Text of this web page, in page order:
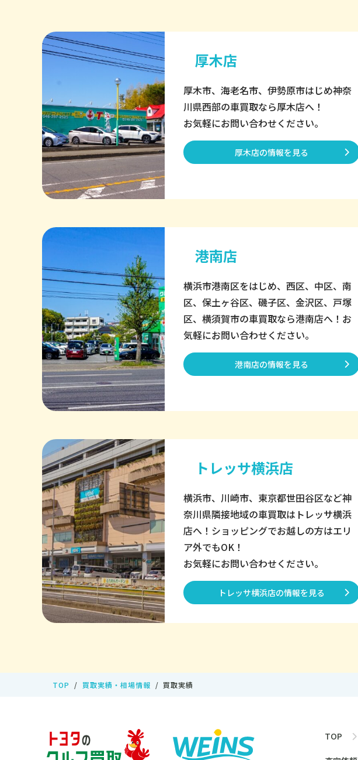
厚木店
厚木市、海老名市、伊勢原市はじめ神奈
川県西部の車買取なら厚木店へ！
お気軽にお問い合わせください。
厚木店の情報を見る
港南店
横浜市港南区をはじめ、西区、中区、南
区、保土ヶ谷区、磯子区、金沢区、戸塚
区、横須賀市の車買取なら港南店へ！お
気軽にお問い合わせください。
港南店の情報を見る
トレッサ横浜店
横浜市、川崎市、東京都世田谷区など神
奈川県隣接地域の車買取はトレッサ横浜
店へ！ショッピングでお越しの方はエリ
ア外でもOK！
お気軽にお問い合わせください。
トレッサ横浜店の情報を見る
TOP 買取実績・相場情報 買取実績
TOP